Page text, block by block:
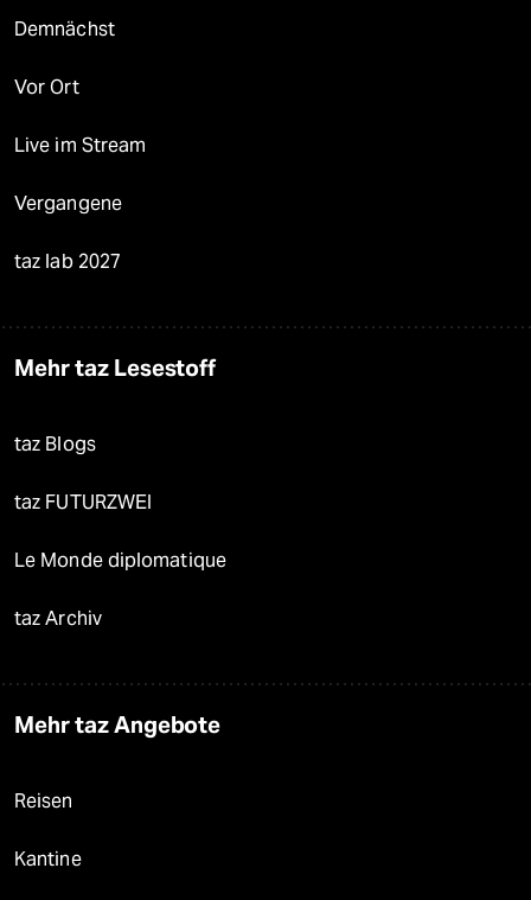
Demnächst
Vor Ort
Live im Stream
Vergangene
taz lab 2027
Mehr taz Lesestoff
taz Blogs
taz FUTURZWEI
Le Monde diplomatique
taz Archiv
Mehr taz Angebote
Reisen
Kantine